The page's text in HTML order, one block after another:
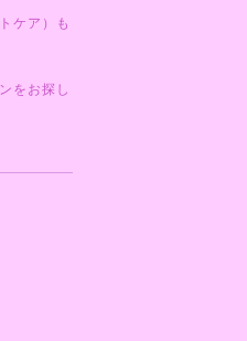
ケア）も
をお探し